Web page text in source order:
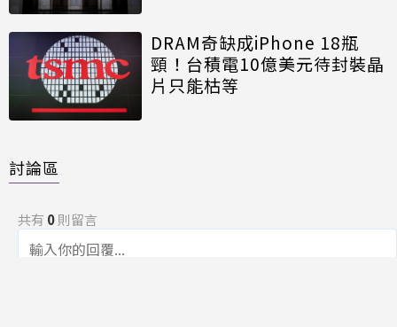
DRAM奇缺成iPhone 18瓶
頸！台積電10億美元待封裝晶
片只能枯等
討論區
共有 0則留言